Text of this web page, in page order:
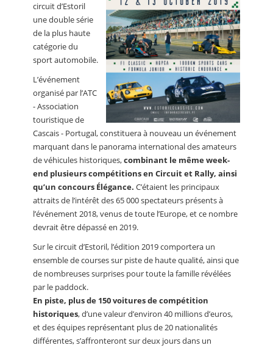
circuit d’Estoril
une double série
de la plus haute
catégorie du
sport automobile.
L’événement
organisé par l’ATC
- Association
touristique de
Cascais - Portugal, constituera à nouveau un événement
marquant dans le panorama international des amateurs
de véhicules historiques,combinant le même week-
end plusieurs compétitions en Circuit et Rally, ainsi
qu’un concours Élégance. C’étaient les principaux
attraits de l’intérêt des 65 000 spectateurs présents à
l’événement 2018, venus de toute l’Europe, et ce nombre
devrait être dépassé en 2019.
Sur le circuit d’Estoril, l’édition 2019 comportera un
ensemble de courses sur piste de haute qualité, ainsi que
de nombreuses surprises pour toute la famille révélées
par le paddock.
En piste, plus de 150 voitures de compétition
historiques, d’une valeur d’environ 40 millions d’euros,
et des équipes représentant plus de 20 nationalités
différentes, s’affronteront sur deux jours dans un